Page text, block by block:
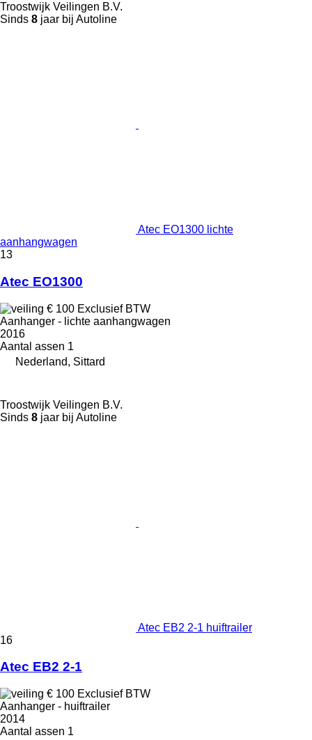
Troostwijk Veilingen B.V.
Sinds 8 jaar bij Autoline
Atec EO1300 lichte
aanhangwagen
13
Atec EO1300
€ 100 Exclusief BTW
Aanhanger - lichte aanhangwagen
2016
Aantal assen 1
Nederland, Sittard
Troostwijk Veilingen B.V.
Sinds 8 jaar bij Autoline
Atec EB2 2-1 huiftrailer
16
Atec EB2 2-1
€ 100 Exclusief BTW
Aanhanger - huiftrailer
2014
Aantal assen 1